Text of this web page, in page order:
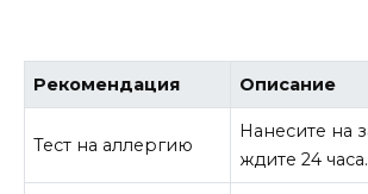
Рекомендация Описание
Тест на аллергию
Нанесите на
ждите 24 часа.